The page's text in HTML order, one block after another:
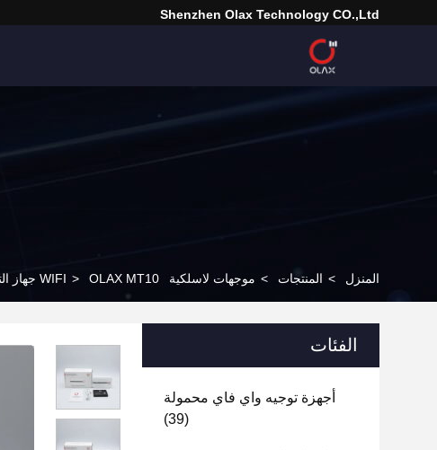
Shenzhen Olax Technology CO.,Ltd
المنزل > المنتجات > موجهات لاسلكية WIFI > OLAX MT10 جهاز التوجيه اللاسلكي اللاسلكي اللاسلكي
الفئات
أجهزة توجيه واي فاي محمولة
(39)